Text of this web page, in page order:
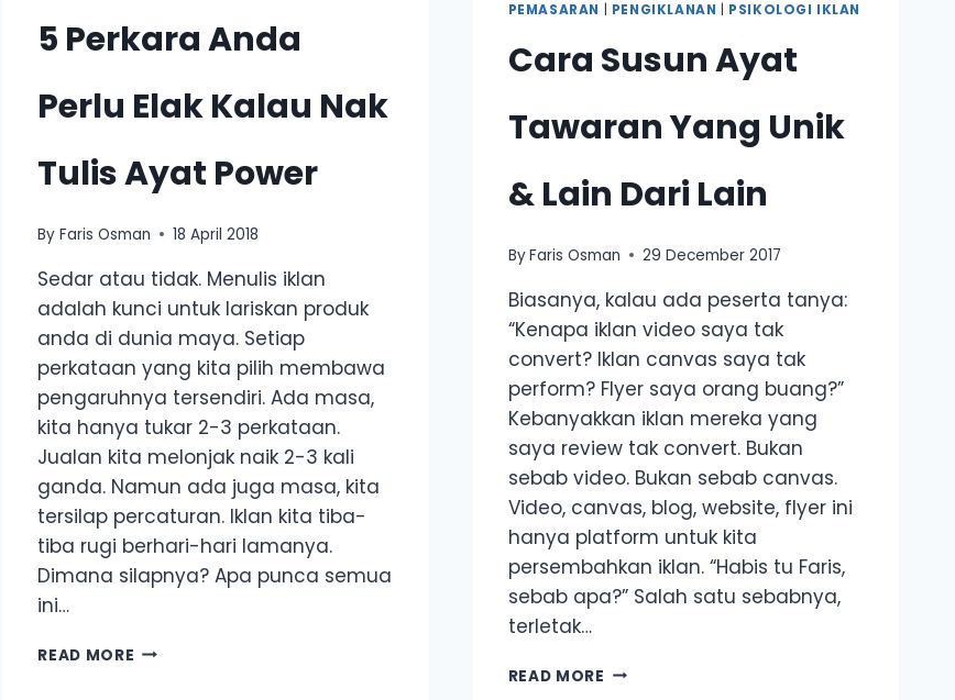
5 Perkara Anda
Perlu Elak Kalau Nak
Tulis Ayat Power
By Faris Osman 18 April 2018
Sedar atau tidak. Menulis iklan
adalah kunci untuk lariskan produk
anda di dunia maya. Setiap
perkataan yang kita pilih membawa
pengaruhnya tersendiri. Ada masa,
kita hanya tukar 2-3 perkataan.
Jualan kita melonjak naik 2-3 kali
ganda. Namun ada juga masa, kita
tersilap percaturan. Iklan kita tiba-
tiba rugi berhari-hari lamanya.
Dimana silapnya? Apa punca semua
ini…
READ MORE 5
PEMASARAN
PENGIKLANAN PSIKOLOGI IKLAN
Cara Susun Ayat
Tawaran Yang Unik
& Lain Dari Lain
ByFaris Osman 29 December 2017
Biasanya, kalau ada peserta tanya:
“Kenapa iklan video saya tak
convert? Iklan canvas saya tak
perform? Flyer saya orang buang?”
Kebanyakkan iklan mereka yang
saya review tak convert. Bukan
sebab video. Bukan sebab canvas.
Video, canvas, blog, website, flyer ini
hanya platform untuk kita
persembahkan iklan. “Habis tu Faris,
sebab apa?” Salah satu sebabnya,
terletak…
READ MORE CARA